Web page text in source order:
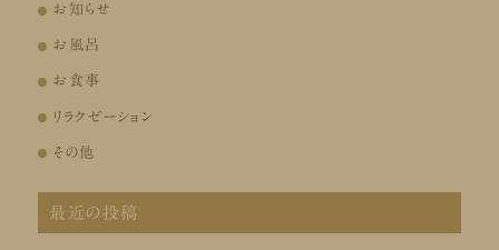
お知らせ
お風呂
お食事
リラクゼーション
その他
最近の投稿